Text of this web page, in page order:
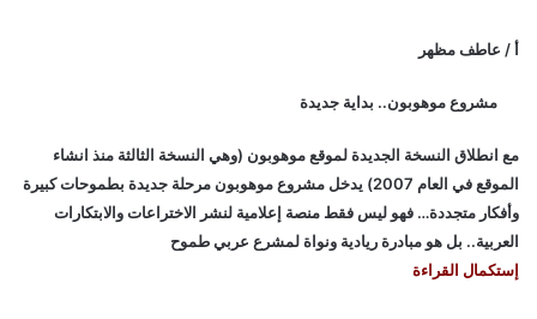
أ / عاطف مظهر
مشروع موهوبون.. بداية جديدة
مع انطلاق النسخة الجديدة لموقع موهوبون (وهي النسخة الثالثة منذ انشاء
الموقع في العام 2007) يدخل مشروع موهوبون مرحلة جديدة بطموحات كبيرة
وأفكار متجددة… فهو ليس فقط منصة إعلامية لنشر الاختراعات والابتكارات
العربية.. بل هو مبادرة ريادية ونواة لمشرع عربي طموح
إستكمال القراءة